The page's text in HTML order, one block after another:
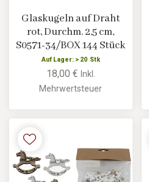
Glaskugeln auf Draht
rot, Durchm. 2,5 cm,
S0571-34/BOX 144 Stück
Auf Lager: > 20 Stk
18,00 € Inkl.
Mehrwertsteuer